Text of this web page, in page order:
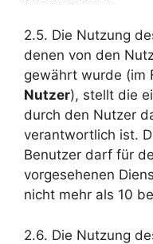
2.5. Die Nutzung
denen von den
gewährt wurde (im
Nutzer), stellt die
durch den Nutzer
verantwortlich ist.
Benutzer darf für
vorgesehenen
nicht mehr als 10
2.6. Die Nutzung